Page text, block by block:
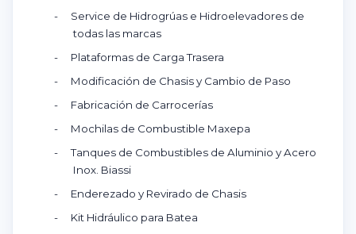
-
Service de Hidrogrúas e Hidroelevadores de
todas las marcas
-
Plataformas de Carga Trasera
-
Modificación de Chasis y Cambio de Paso
-
Fabricación de Carrocerías
-
Mochilas de Combustible Maxepa
-
Tanques de Combustibles de Aluminio y Acero
Inox. Biassi
-
Enderezado y Revirado de Chasis
-
Kit Hidráulico para Batea